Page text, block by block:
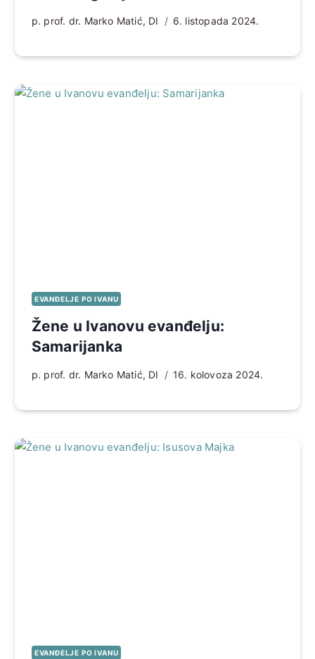
p. prof. dr. Marko Matić, DI 6. listopada 2024.
EVANĐELJE PO IVANU
Žene u Ivanovu evanđelju:
Samarijanka
p. prof. dr. Marko Matić, DI 16. kolovoza 2024.
EVANĐELJE PO IVANU